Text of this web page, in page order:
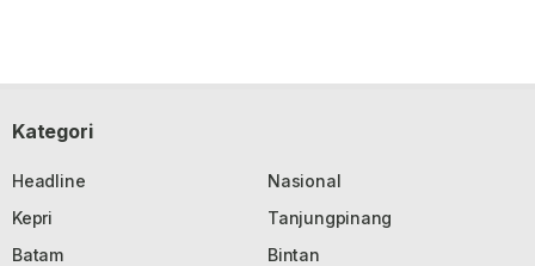
Kategori
Headline
Nasional
Kepri
Tanjungpinang
Batam
Bintan